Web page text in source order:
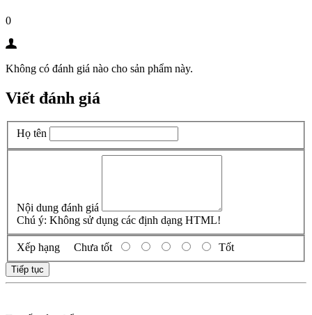
0
Không có đánh giá nào cho sản phẩm này.
Viết đánh giá
Họ tên
Nội dung đánh giá
Chú ý: Không sử dụng các định dạng HTML!
Xếp hạng Chưa tốt Tốt
Tiếp tục